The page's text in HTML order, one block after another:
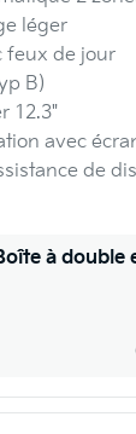
léger
feux de jour
B)
12.3"
avec
de
à double